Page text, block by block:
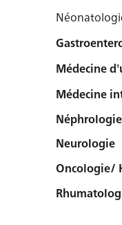
Médecine
Médecine
Néphrologie
Neurologie
Oncologie/